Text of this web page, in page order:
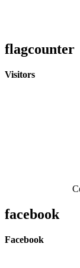
flagcounter
Visitors
facebook
Facebook